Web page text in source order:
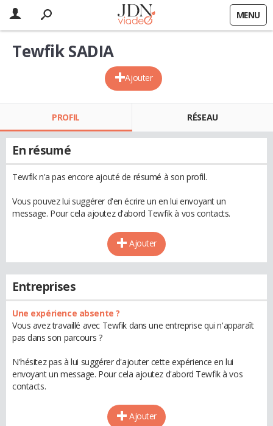
MENU
Ajouter
Tewfik SADIA
PROFIL RÉSEAU
En résumé
Tewfik n'a pas encore ajouté de résumé à son profil.
Vous pouvez lui suggérer d'en écrire un en lui envoyant un
message. Pour cela ajoutez d'abord Tewfik à vos contacts.
Ajouter
Entreprises
Une expérience absente ?
Vous avez travaillé avec Tewfik dans une entreprise qui n'apparaît
pas dans son parcours ?
N'hésitez pas à lui suggérer d'ajouter cette expérience en lui
envoyant un message. Pour cela ajoutez d'abord Tewfik à vos
contacts.
Ajouter